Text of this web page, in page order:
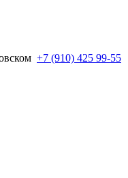
+7 (910) 425 99-55